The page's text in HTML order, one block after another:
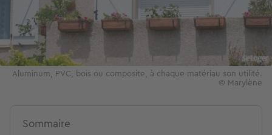
Aluminum, PVC, bois ou composite, à chaque matériau son utilité.
© Marylène
Sommaire